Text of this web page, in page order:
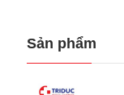
Sản phẩm